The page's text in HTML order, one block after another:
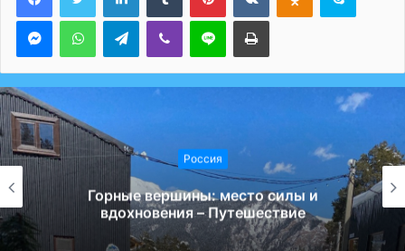
MessengerWhatsAppTelegramViber Line Печатать
Россия
Горные вершины: место силы и
вдохновения – Путешествие